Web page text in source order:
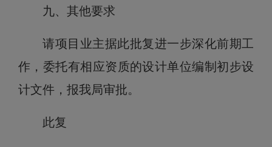
九、 其他要求
请项目业主据此批复进一步深化前期工
作，委托有相应资质的设计单位编制初步设
计文件，报我局审批。
此复